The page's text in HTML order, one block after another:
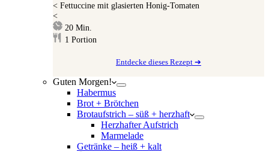
< Fettuccine mit glasierten Honig-Tomaten
<
20Minuten
Min.
1 Portion
Entdecke dieses Rezept ➔
Guten Morgen!
Habermus
Brot + Brötchen
Brotaufstrich – süß + herzhaft
Herzhafter Aufstrich
Marmelade
Getränke – heiß + kalt